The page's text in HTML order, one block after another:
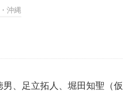
沖縄
、足立拓人、堀田知聖（仮